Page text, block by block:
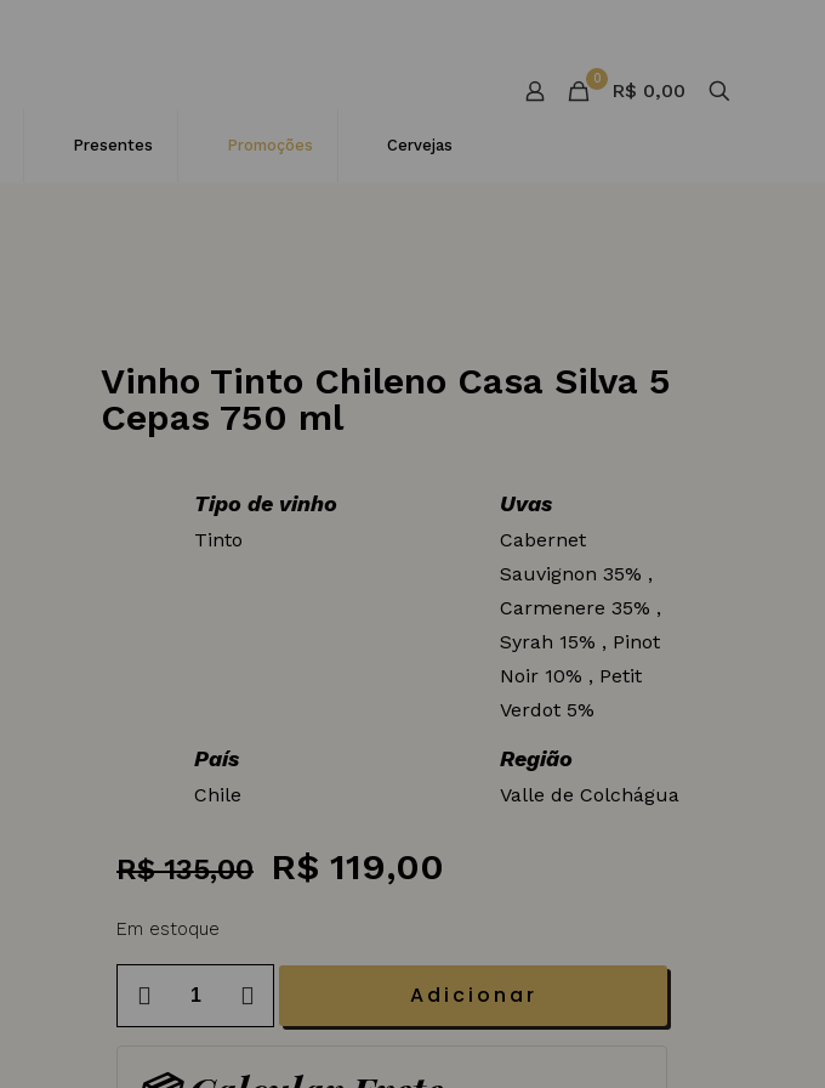
Presentes Promoções Cervejas
0
R$ 0,00
Vinho Tinto Chileno Casa Silva 5
Cepas 750 ml
Tipo de vinho
Tinto
Uvas
Cabernet
Sauvignon 35% ,
Carmenere 35% ,
Syrah 15% , Pinot
Noir 10% , Petit
Verdot 5%
País
Chile
Região
Valle de Colchágua
R$135,00
O
era:
R$ 135,00.
R$ 119,00
é:
R$ 119,00.
Em estoque
Casa
Adicionar